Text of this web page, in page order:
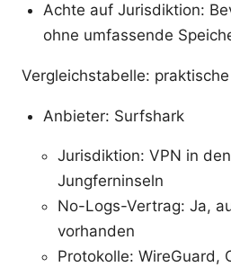
Achte auf Jurisdiktion:
ohne umfassende
Vergleichstabelle:
Anbieter: Surfshark
Jurisdiktion: VPN in
Jungferninseln
No-Logs-Vertrag: Ja,
vorhanden
Protokolle: WireGuard,